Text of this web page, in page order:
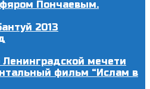
Пончаевым.
2013
Ленинградской мечети
фильм “Ислам в